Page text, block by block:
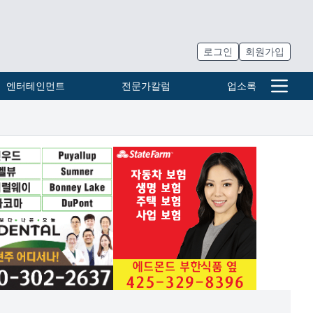
로그인 회원가입
엔터테인먼트 전문가칼럼 업소록